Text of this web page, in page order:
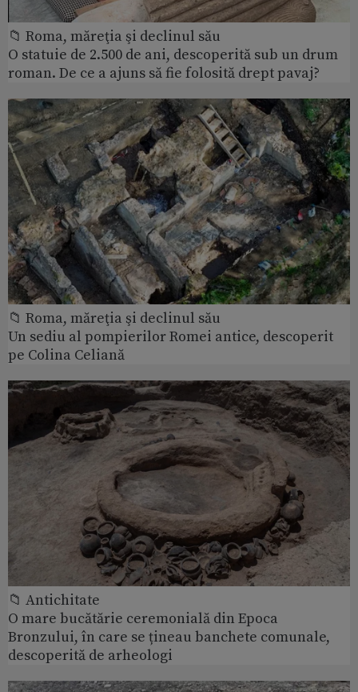
📁 Roma, măreţia şi declinul său
O statuie de 2.500 de ani, descoperită sub un drum
roman. De ce a ajuns să fie folosită drept pavaj?
📁 Roma, măreţia şi declinul său
Un sediu al pompierilor Romei antice, descoperit
pe Colina Celiană
📁 Antichitate
O mare bucătărie ceremonială din Epoca
Bronzului, în care se țineau banchete comunale,
descoperită de arheologi